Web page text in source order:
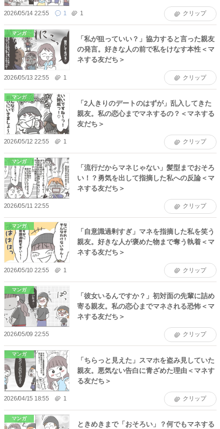
2026/05/14 22:55 1 1 クリップ
マンガ
「私が狙っていい？」協力すると言った親友
の発言。好きな人の前で私をけなす本性＜マ
ネする友だち＞
2026/05/13 22:55 1 クリップ
マンガ
「2人きりのデートのはずが」乱入してきた
親友。私の恋心までマネするの？＜マネする
友だち＞
2026/05/12 22:55 1 クリップ
マンガ
「流行だからマネじゃない」髪型までおそろ
い！？勇気を出して指摘した私への反論＜マ
ネする友だち＞
2026/05/11 22:55 クリップ
マンガ
「自意識過剰すぎ」マネを指摘した私を笑う
親友。好きな人が褒めた物まで奪う執着＜マ
ネする友だち＞
2026/05/10 22:55 1 クリップ
マンガ
「彼女いるんですか？」初対面の先輩に詰め
寄る親友。私の恋心までマネされる恐怖＜マ
ネする友だち＞
2026/05/09 22:55 クリップ
マンガ
「ちらっと見えた」スマホを盗み見していた
親友。悪気ない告白に青ざめた理由＜マネす
る友だち＞
2026/04/15 18:55 1 クリップ
マンガ
ときめきまで「おそろい」？何でもマネする